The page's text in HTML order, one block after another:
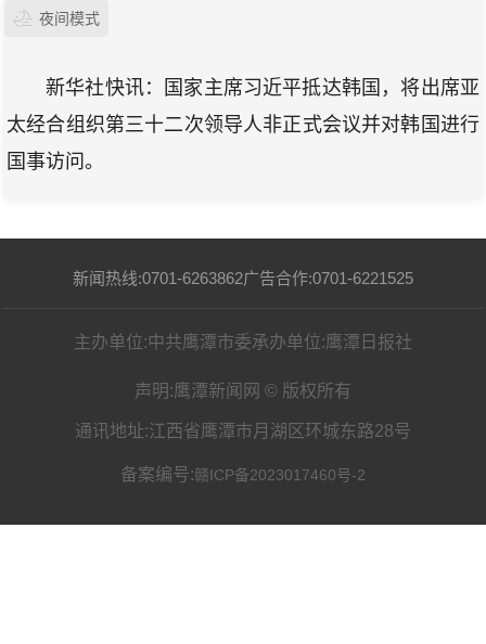
夜间模式
新华社快讯：国家主席习近平抵达韩国，将出席亚
太经合组织第三十二次领导人非正式会议并对韩国进行
国事访问。
新闻热线:0701-6263862广告合作:0701-6221525
主办单位:中共鹰潭市委承办单位:鹰潭日报社
声明:鹰潭新闻网 © 版权所有
通讯地址:江西省鹰潭市月湖区环城东路28号
备案编号:赣ICP备2023017460号-2